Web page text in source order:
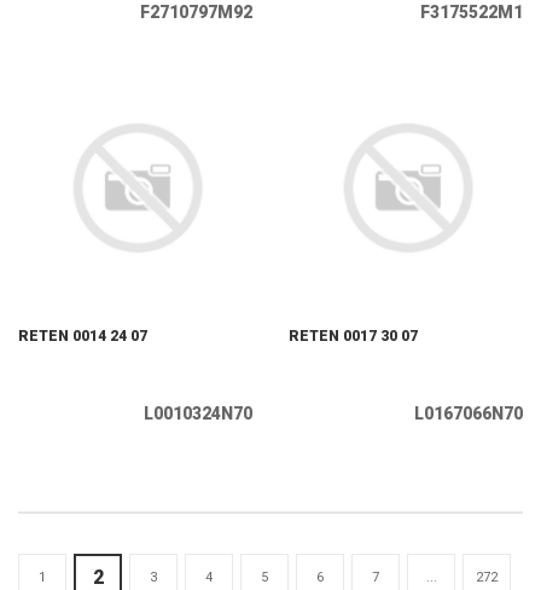
F2710797M92 F3175522M1
RETEN 0014 24 07
L0010324N70
RETEN 0017 30 07
L0167066N70
1 2 3 4 5 6 7 ... 272